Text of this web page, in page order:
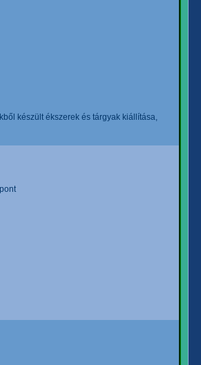
készült ékszerek és tárgyak kiállítása,